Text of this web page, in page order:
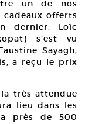
un de nos
offerts
dernier, Loïc
s’est vu
Sayagh,
a reçu le prix
très attendue
lieu dans les
près de 500